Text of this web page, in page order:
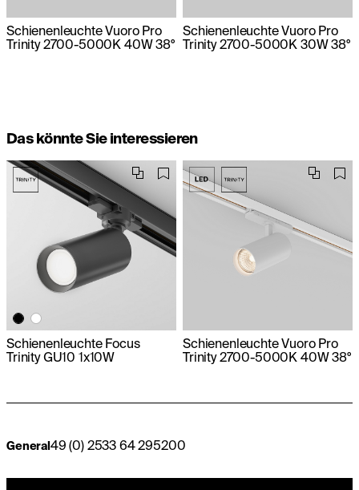
Schienenleuchte Vuoro Pro
Trinity 2700-5000K 40W 38°
Schienenleuchte Vuoro Pro
Trinity 2700-5000K 30W 38°
Das könnte Sie interessieren
Schienenleuchte Focus
Trinity GU10 1х10W
Schienenleuchte Vuoro Pro
Trinity 2700-5000K 40W 38°
General49 (0) 2533 64 295200